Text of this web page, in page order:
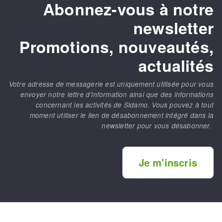
Abonnez-vous à notre
newsletter
Promotions, nouveautés,
actualités
Votre adresse de messagerie est uniquement utilisée pour vous
envoyer notre lettre d’information ainsi que des informations
concernant les activités de Sidamo. Vous pouvez à tout
moment utiliser le lien de désabonnement intégré dans la
newsletter pour vous désabonner.
Je m'inscris